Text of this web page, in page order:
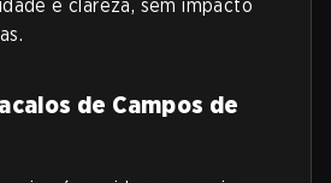
e clareza, sem impacto
de Campos de